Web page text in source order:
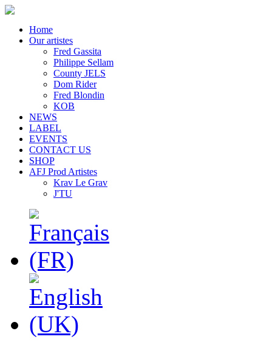
Home
Our artistes
Fred Gassita
Philippe Sellam
County JELS
Dom Rider
Fred Blondin
KOB
NEWS
LABEL
EVENTS
CONTACT US
SHOP
AFJ Prod Artistes
Krav Le Grav
J'TU